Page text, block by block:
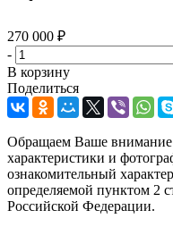
270 000 ₽
-
В корзину
Поделиться
Обращаем Ваше внимание
характеристики и
ознакомительный
определяемой пунктом 2
Российской Федерации.